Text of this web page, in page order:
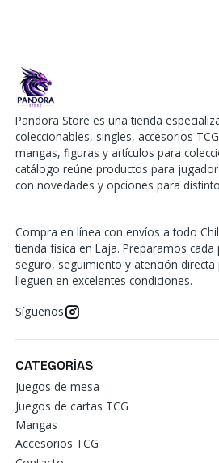
Pandora Store es una tienda
coleccionables, singles, accesorios
mangas, figuras y artículos para
catálogo reúne productos para
con novedades y opciones para
Compra en línea con envíos a todo
tienda física en Laja. Preparamos
seguro, seguimiento y atención
lleguen en excelentes condiciones.
Síguenos
CATEGORÍAS
Juegos de mesa
Juegos de cartas TCG
Mangas
Accesorios TCG